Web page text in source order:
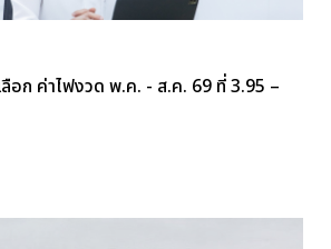
ลือก ค่าไฟงวด พ.ค. - ส.ค. 69 ที่ 3.95 –